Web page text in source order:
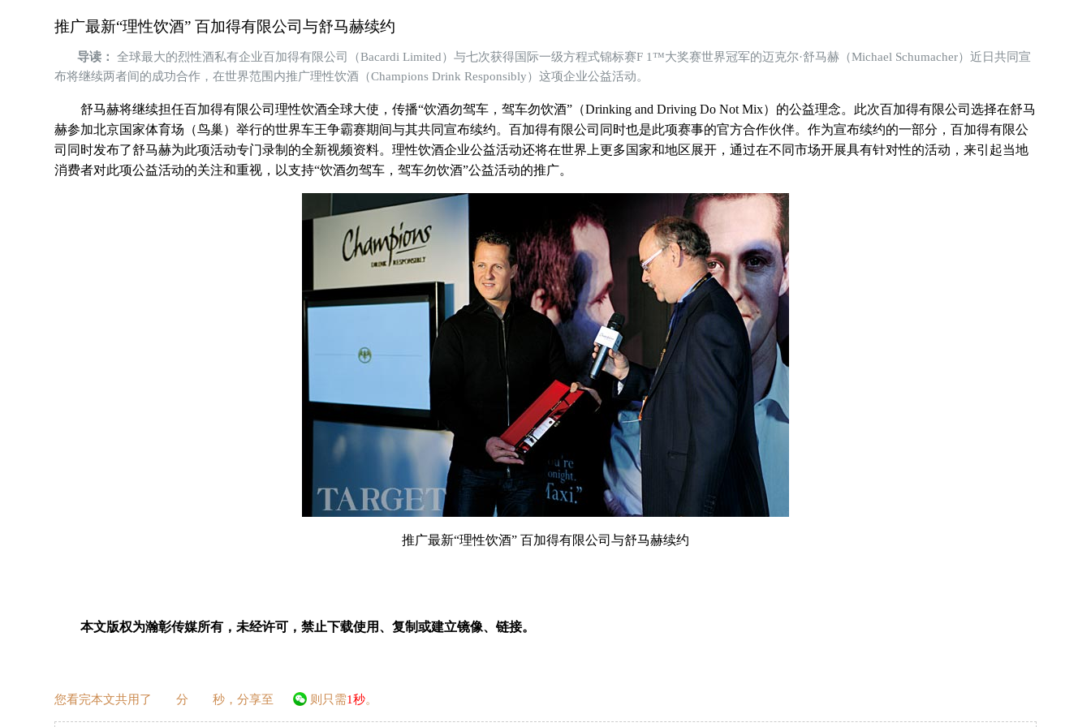
推广最新“理性饮酒” 百加得有限公司与舒马赫续约
导读：
全球最大的烈性酒私有企业百加得有限公司（Bacardi Limited）与七次获得国际一级方程式锦标赛F 1™大奖赛世界冠军的迈克尔·舒马赫（Michael Schumacher）近日共同宣
布将继续两者间的成功合作，在世界范围内推广理性饮酒（Champions Drink Responsibly）这项企业公益活动。
舒马赫将继续担任百加得有限公司理性饮酒全球大使，传播“饮酒勿驾车，驾车勿饮酒”（Drinking and Driving Do Not Mix）的公益理念。此次百加得有限公司选择在舒马
赫参加北京国家体育场（鸟巢）举行的世界车王争霸赛期间与其共同宣布续约。百加得有限公司同时也是此项赛事的官方合作伙伴。作为宣布续约的一部分，百加得有限公
司同时发布了舒马赫为此项活动专门录制的全新视频资料。理性饮酒企业公益活动还将在世界上更多国家和地区展开，通过在不同市场开展具有针对性的活动，来引起当地
消费者对此项公益活动的关注和重视，以支持“饮酒勿驾车，驾车勿饮酒”公益活动的推广。
推广最新“理性饮酒” 百加得有限公司与舒马赫续约
本文版权为瀚彰传媒所有，未经许可，禁止下载使用、复制或建立镜像、链接。
您看完本文共用了 分 秒，分享至 则只需1秒。